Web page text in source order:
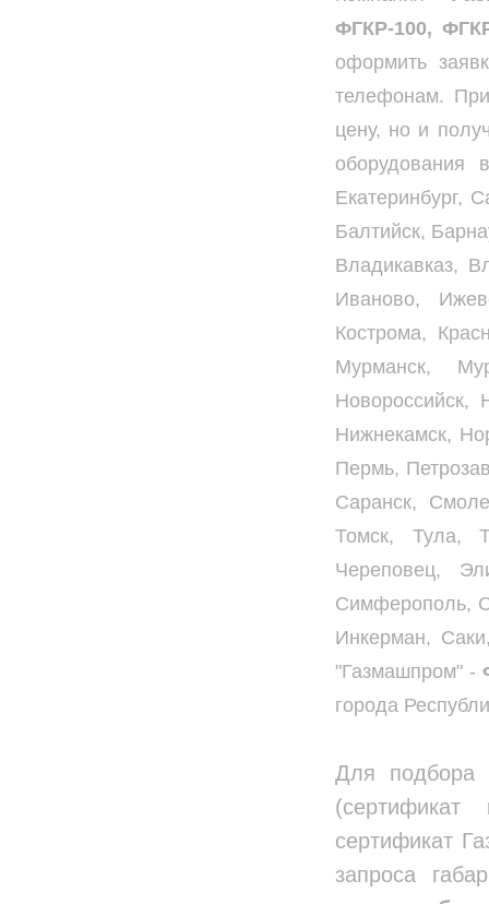
ФГКР-100,
оформить
телефонам.
цену, но и
оборудования
Екатеринбург,
Балтийск,
Владикавказ,
Иваново,
Кострома,
Мурманск,
Новороссийск,
Нижнекамск,
Пермь,
Саранск,
Томск, Тула,
Череповец,
Симферополь,
Инкерман,
"Газмашпром" -
города
Для подбора
сертификат
запроса